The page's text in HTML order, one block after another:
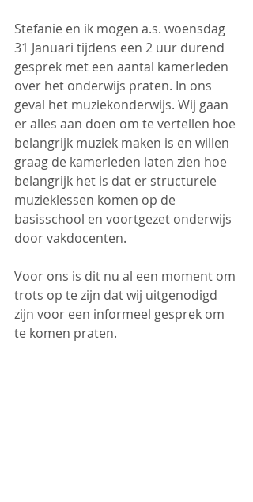
Stefanie en ik mogen a.s. woensdag
31 Januari tijdens een 2 uur durend
gesprek met een aantal kamerleden
over het onderwijs praten. In ons
geval het muziekonderwijs. Wij gaan
er alles aan doen om te vertellen hoe
belangrijk muziek maken is en willen
graag de kamerleden laten zien hoe
belangrijk het is dat er structurele
muzieklessen komen op de
basisschool en voortgezet onderwijs
door vakdocenten.
Voor ons is dit nu al een moment om
trots op te zijn dat wij uitgenodigd
zijn voor een informeel gesprek om
te komen praten.